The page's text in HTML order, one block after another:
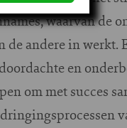
waarvan
de andere in werkt.
en
om met succes